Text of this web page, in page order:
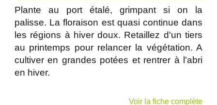
Plante au port étalé, grimpant si on la
palisse. La floraison est quasi continue dans
les régions à hiver doux. Retaillez d'un tiers
au printemps pour relancer la végétation. A
cultiver en grandes potées et rentrer à l'abri
en hiver.
Voir la fiche complète